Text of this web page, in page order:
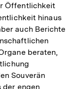
Öffentlichkeit
hinaus
auch Berichte
beraten,
Souverän
der engen